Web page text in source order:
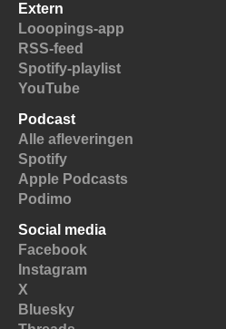
Extern
Looopings-app
RSS-feed
Spotify-playlist
YouTube
Podcast
Alle afleveringen
Spotify
Apple Podcasts
Podimo
Social media
Facebook
Instagram
X
Bluesky